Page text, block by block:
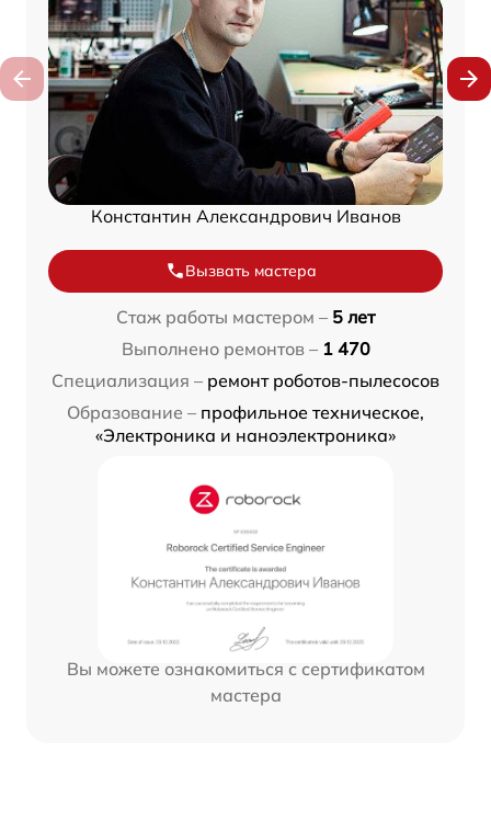
Константин Александрович Иванов
Вызвать мастера
Стаж работы мастером – 5 лет
Выполнено ремонтов – 1 470
Специализация – ремонт роботов-пылесосов
Образование – профильное техническое,
«Электроника и наноэлектроника»
Вы можете ознакомиться с сертификатом
мастера